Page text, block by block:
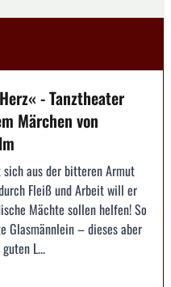
- Tanztheater
Märchen von
aus der bitteren Armut
Fleiß und Arbeit will er
Mächte sollen helfen! So
Glasmännlein – dieses aber
L...